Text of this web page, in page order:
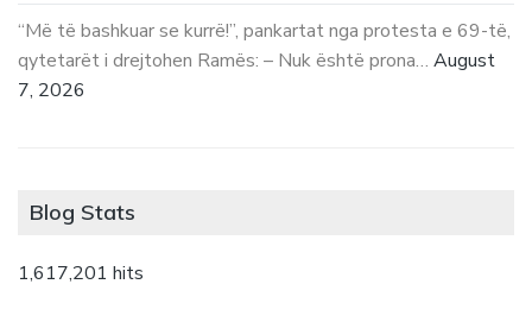
“Më të bashkuar se kurrë!”, pankartat nga protesta e 69-të,
qytetarët i drejtohen Ramës: – Nuk është prona… August
7, 2026
Blog Stats
1,617,201 hits